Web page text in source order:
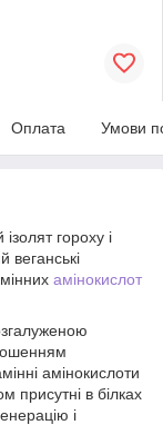
Оплата Умови
гороху і
веганські
амінокислот
амінокислоти
в білках
і